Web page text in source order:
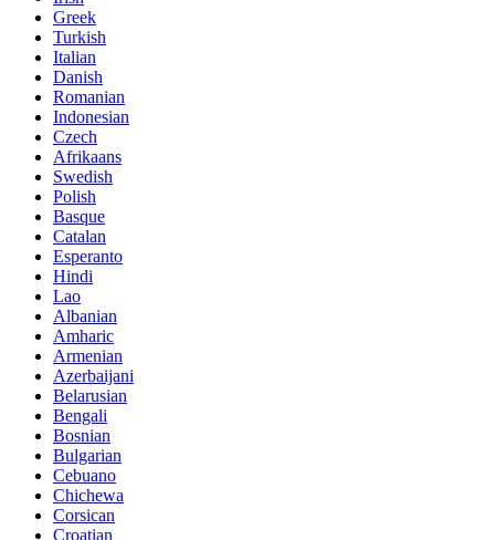
Greek
Turkish
Italian
Danish
Romanian
Indonesian
Czech
Afrikaans
Swedish
Polish
Basque
Catalan
Esperanto
Hindi
Lao
Albanian
Amharic
Armenian
Azerbaijani
Belarusian
Bengali
Bosnian
Bulgarian
Cebuano
Chichewa
Corsican
Croatian